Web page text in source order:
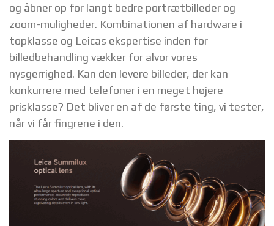
og åbner op for langt bedre portrætbilleder og
zoom-muligheder. Kombinationen af hardware i
topklasse og Leicas ekspertise inden for
billedbehandling vækker for alvor vores
nysgerrighed. Kan den levere billeder, der kan
konkurrere med telefoner i en meget højere
prisklasse? Det bliver en af de første ting, vi tester,
når vi får fingrene i den.